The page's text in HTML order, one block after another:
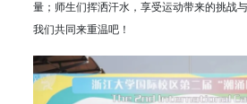
量；师生们挥洒汗水，享受运动带来的挑战
我们共同来重温吧！